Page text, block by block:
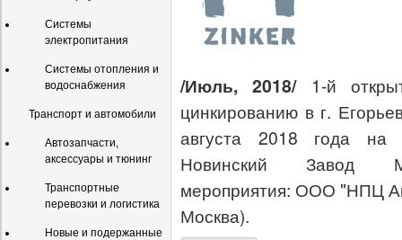
Системы
электропитания
Системы отопления и
водоснабжения
Транспорт и автомобили
Автозапчасти,
аксессуары и тюнинг
Транспортные
перевозки и логистика
Новые и подержанные
/Июль, 2018/
1-й
цинкированию в г.
августа 2018 года
Новинский Завод
мероприятия: ООО "НПЦ
Москва).